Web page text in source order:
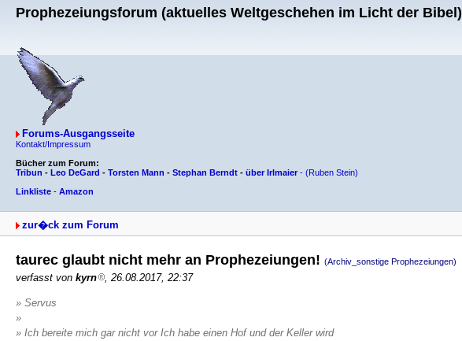
Prophezeiungsforum (aktuelles Weltgeschehen im Licht der Bibel)
Forums-Ausgangsseite
Kontakt/Impressum
Bücher zum Forum:
Tribun - Leo DeGard - Torsten Mann - Stephan Berndt - über Irlmaier - (Ruben Stein)
Linkliste - Amazon
zur�ck zum Forum
taurec glaubt nicht mehr an Prophezeiungen! (Archiv_sonstige Prophezeiungen)
verfasst von kyrn , 26.08.2017, 22:37
» Servus
»
» Ich bereite mich gar nicht vor Ich habe einen Hof und der Keller wird